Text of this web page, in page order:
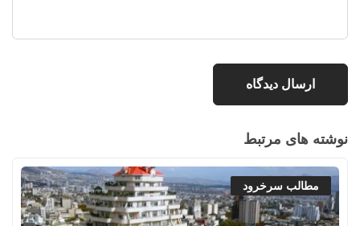
نوشته های مرتبط
مطالب سرخرود